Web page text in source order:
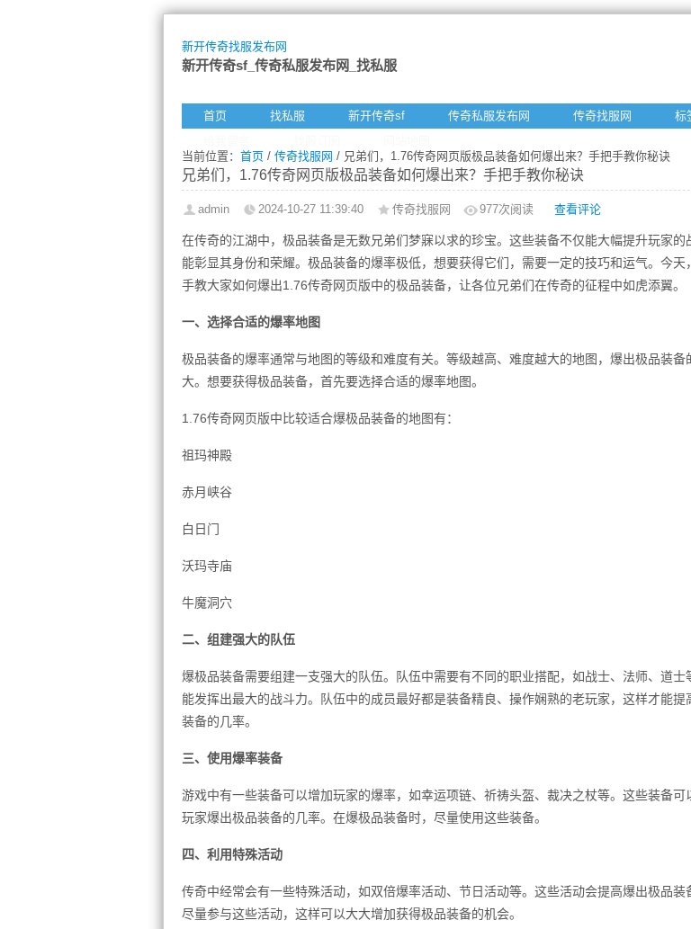
新开传奇找服发布网
新开传奇sf_传奇私服发布网_找私服
首页 找私服 新开传奇sf 传奇私服发布网 传奇找服网
标
当前位置： 首页 / 传奇找服网 / 兄弟们，1.76传奇网页版极品装备如何爆出来？手把手教你秘诀
兄弟们，1.76传奇网页版极品装备如何爆出来？手把手教你秘诀
admin 2024-10-27 11:39:40 传奇找服网 977次阅读 查看评论
在传奇的江湖中，极品装备是无数兄弟们梦寐以求的珍宝。这些装备不仅能大幅提升玩家的
能彰显其身份和荣耀。极品装备的爆率极低，想要获得它们，需要一定的技巧和运气。今天
手教大家如何爆出1.76传奇网页版中的极品装备，让各位兄弟们在传奇的征程中如虎添翼。
一、选择合适的爆率地图
极品装备的爆率通常与地图的等级和难度有关。等级越高、难度越大的地图，爆出极品装备
大。想要获得极品装备，首先要选择合适的爆率地图。
1.76传奇网页版中比较适合爆极品装备的地图有：
祖玛神殿
赤月峡谷
白日门
沃玛寺庙
牛魔洞穴
二、组建强大的队伍
爆极品装备需要组建一支强大的队伍。队伍中需要有不同的职业搭配，如战士、法师、道士
能发挥出最大的战斗力。队伍中的成员最好都是装备精良、操作娴熟的老玩家，这样才能提
装备的几率。
三、使用爆率装备
游戏中有一些装备可以增加玩家的爆率，如幸运项链、祈祷头盔、裁决之杖等。这些装备可
玩家爆出极品装备的几率。在爆极品装备时，尽量使用这些装备。
四、利用特殊活动
传奇中经常会有一些特殊活动，如双倍爆率活动、节日活动等。这些活动会提高爆出极品装
尽量参与这些活动，这样可以大大增加获得极品装备的机会。